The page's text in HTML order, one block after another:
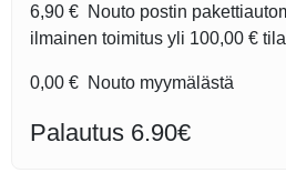
6,90 € Nouto postin
ilmainen toimitus yli 100,00 €
0,00 € Nouto myymälästä
Palautus 6.90€